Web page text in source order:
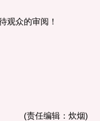
众的审阅！
(责任编辑：炊烟)